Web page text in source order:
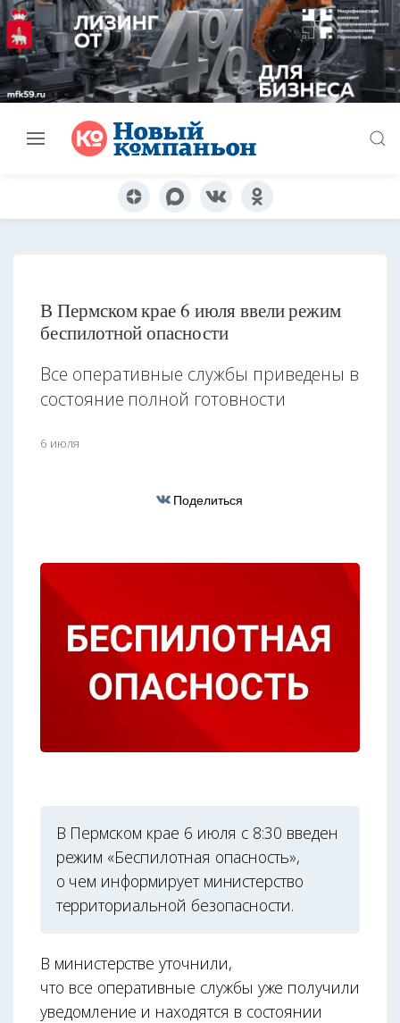
В Пермском крае 6 июля ввели режим
беспилотной опасности
Все оперативные службы приведены в
состояние полной готовности
6 июля
Поделиться
В Пермском крае 6 июля с 8:30 введен
режим «Беспилотная опасность»,
о чем информирует министерство
территориальной безопасности.
В министерстве уточнили,
что все оперативные службы уже получили
уведомление и находятся в состоянии